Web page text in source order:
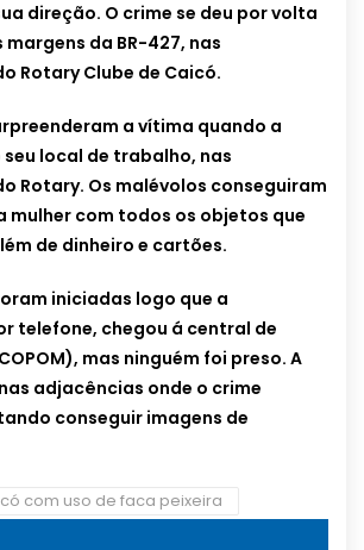
direção. O crime se deu por volta
margens da BR-427, nas
Rotary Clube de Caicó.
a vítima quando a
local de trabalho, nas
Rotary. Os malévolos conseguiram
mulher com todos os objetos que
de dinheiro e cartões.
iniciadas logo que a
telefone, chegou á central de
mas ninguém foi preso. A
adjacências onde o crime
conseguir imagens de
com uso de faca peixeira